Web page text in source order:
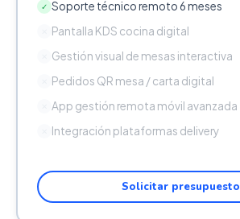
✓ Soporte técnico remoto 6 meses
Pantalla KDS cocina digital
Gestión visual de mesas interactiva
Pedidos QR mesa / carta digital
App gestión remota móvil avanzada
Integración plataformas delivery
Solicitar presupuesto